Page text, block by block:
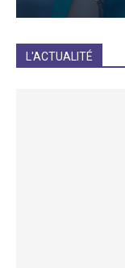
L'ACTUALITÉ